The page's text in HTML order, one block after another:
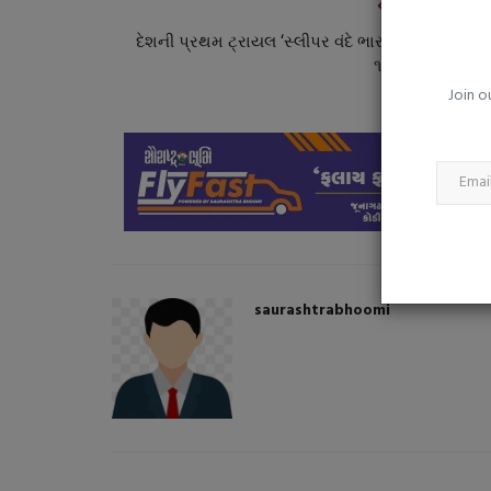
Join
દેશની પ્રથમ ટ્રાયલ ‘સ્લીપર વંદે ભારત ટ્રેન’
૧૩૦ની સ્પીડથી
saurashtrabhoomi
વારંવાર થાક લાગે છે? માત્ર કામનો
આ કારણો પણ હોઈ...
0
શકે છે